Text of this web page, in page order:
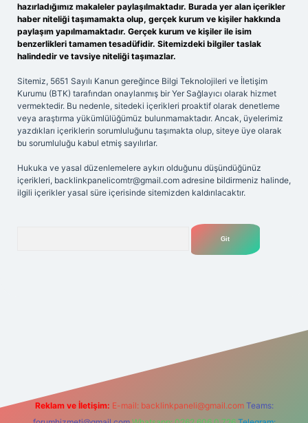
hazırladığımız makaleler paylaşılmaktadır. Burada yer alan içerikler
haber niteliği taşımamakta olup, gerçek kurum ve kişiler hakkında
paylaşım yapılmamaktadır. Gerçek kurum ve kişiler ile isim
benzerlikleri tamamen tesadüfidir. Sitemizdeki bilgiler taslak
halindedir ve tavsiye niteliği taşımazlar.
Sitemiz, 5651 Sayılı Kanun gereğince Bilgi Teknolojileri ve İletişim
Kurumu (BTK) tarafından onaylanmış bir Yer Sağlayıcı olarak hizmet
vermektedir. Bu nedenle, sitedeki içerikleri proaktif olarak denetleme
veya araştırma yükümlülüğümüz bulunmamaktadır. Ancak, üyelerimiz
yazdıkları içeriklerin sorumluluğunu taşımakta olup, siteye üye olarak
bu sorumluluğu kabul etmiş sayılırlar.
Hukuka ve yasal düzenlemelere aykırı olduğunu düşündüğünüz
içerikleri, backlinkpanelicomtr@gmail.com adresine bildirmeniz halinde,
ilgili içerikler yasal süre içerisinde sitemizden kaldırılacaktır.
Reklam ve İletişim: E-mail: backlinkpaneli@gmail.com Teams: